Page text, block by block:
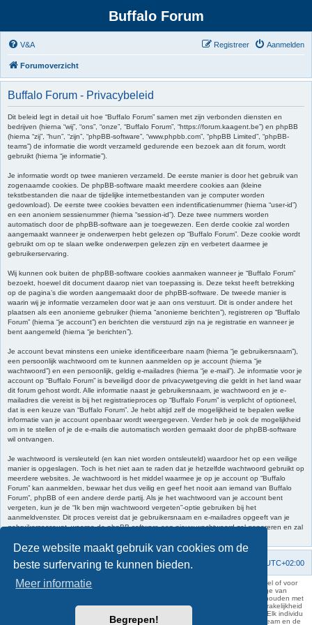
Deze website maakt gebruik van cookies om de
beste surfervaring te kunnen bieden.
Meer informatie
Begrepen!
Buffalo Forum
V&A Aanmelden
Registreer
Forumoverzicht
Buffalo Forum - Privacybeleid
Dit beleid legt in detail uit hoe “Buffalo Forum” samen met zijn verbonden diensten en
bedrijven (hierna “wij”, “ons”, “onze”, “Buffalo Forum”, “https://forum.kaagent.be”) en phpBB
(hierna “zij”, “hun”, “zijn”, “phpBB-software”, “www.phpbb.com”, “phpBB Limited”, “phpBB-
teams”) de informatie die wordt verzameld gedurende een bezoek aan dit forum, wordt
gebruikt (hierna “je informatie”).
Je informatie wordt op twee manieren verzameld. De eerste manier is door het gebruik van
zogenaamde cookies. De phpBB-software maakt meerdere cookies aan (kleine
tekstbestanden die naar de tijdelijke internetbestanden van je computer worden
gedownload). De eerste twee cookies bevatten een indentificatienummer (hierna “user-id”)
en een anoniem sessienummer (hierna “session-id”). Deze twee nummers worden
automatisch door de phpBB-software aan je toegewezen. Een derde cookie zal worden
aangemaakt wanneer je onderwerpen hebt gelezen op “Buffalo Forum”. Deze cookie wordt
gebruikt om op te slaan welke onderwerpen gelezen zijn en verbetert daarmee je
gebruikerservaring.
Wij kunnen ook buiten de phpBB-software cookies aanmaken wanneer je “Buffalo Forum”
bezoekt, hoewel dit document daarop niet van toepassing is. Deze tekst heeft betrekking
op de pagina’s die worden aangemaakt door de phpBB-software. De tweede manier is
waarin wij je informatie verzamelen door wat je aan ons verstuurt. Dit is onder andere het
plaatsen als een anonieme gebruiker (hierna “anonieme berichten”), registreren op “Buffalo
Forum” (hierna “je account”) en berichten die verstuurd zijn na je registratie en wanneer je
bent aangemeld (hierna “je berichten”).
Je account bevat minstens een unieke identificeerbare naam (hierna “je gebruikersnaam”),
een persoonlijk wachtwoord om te kunnen aanmelden op je account (hierna “je
wachtwoord”) en een persoonlijk, geldig e-mailadres (hierna “je e-mail”). Je informatie voor je
account op “Buffalo Forum” is beveiligd door de privacywetgeving die geldt in het land waar
dit forum gehost wordt. Alle informatie naast je gebruikersnaam, je wachtwoord en je e-
mailadres die vereist is bij het registratieproces op “Buffalo Forum” is verplicht of optioneel,
dat is een keuze van “Buffalo Forum”. Je hebt altijd zelf de mogelijkheid te bepalen welke
informatie van je account openbaar wordt weergegeven. Verder heb je ook de mogelijkheid
om in te stellen of je de e-mails die automatisch worden gemaakt door de phpBB-software
wil ontvangen.
Je wachtwoord is versleuteld (en kan niet worden ontsleuteld) waardoor het op een veilige
manier is opgeslagen. Toch is het niet aan te raden dat je hetzelfde wachtwoord gebruikt op
meerdere websites. Je wachtwoord is het middel waarmee je op je account op “Buffalo
Forum” kan aanmelden, bewaar het dus veilig en geef het nooit aan iemand van Buffalo
Forum”, phpBB of een andere derde partij. Als je het wachtwoord van je account bent
vergeten, kun je de “Ik ben mijn wachtwoord vergeten”-optie gebruiken bij het
aanmeldvenster. Dit proces vereist dat je gebruikersnaam en e-mailadres opgeeft van je
gebruikersaccount, waarna de phpBB-software een nieuw wachtwoord zal genereren en zal
Forumoverzicht UTC+02:00
Verwijder cookies
Contact
KAA Gent kan nooit aansprakelijk worden gesteld voor om het even welk nadeel of voor
schade, zowel moreel als materieel, die toegebracht kan worden ten gevolge van
feitelijkheden en daden van derden die rechtstreeks of onrechtstreeks verband houden met
de gegevens vermeld op de website van KAA Gent. Deze ontheffing van aansprakelijkheid
geldt inzonderheid voor het forum, waarvan KAA Gent zich volledig distantieert. Elk individu
is dus verantwoordelijk voor zijn uitlatingen op het Buffalo Forum. Ook het webteam en de